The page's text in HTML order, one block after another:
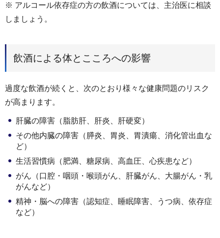
※ アルコール依存症の方の飲酒については、主治医に相談
しましょう。
飲酒による体とこころへの影響
過度な飲酒が続くと、次のとおり様々な健康問題のリスク
が高まります。
肝臓の障害（脂肪肝、肝炎、肝硬変）
その他内臓の障害（膵炎、胃炎、胃潰瘍、消化管出血な
ど）
生活習慣病（肥満、糖尿病、高血圧、心疾患など）
がん（口腔・咽頭・喉頭がん、肝臓がん、大腸がん・乳
がんなど）
精神・脳への障害（認知症、睡眠障害、うつ病、依存症
など）